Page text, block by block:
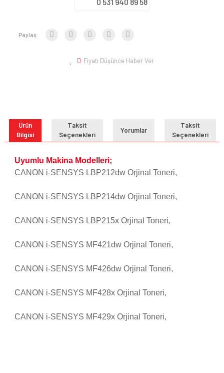
Paylaş:
Fiyatı Düşünce Haber Ver
Ürün
Bilgisi
Taksit
Seçenekleri
Yorumlar
Taksit
Seçenekleri
Uyumlu Makina Modelleri;
CANON i-SENSYS LBP212dw Orjinal Toneri,
CANON i-SENSYS LBP214dw Orjinal Toneri,
CANON i-SENSYS LBP215x Orjinal Toneri,
CANON i-SENSYS MF421dw Orjinal Toneri,
CANON i-SENSYS MF426dw Orjinal Toneri,
CANON i-SENSYS MF428x Orjinal Toneri,
CANON i-SENSYS MF429x Orjinal Toneri,